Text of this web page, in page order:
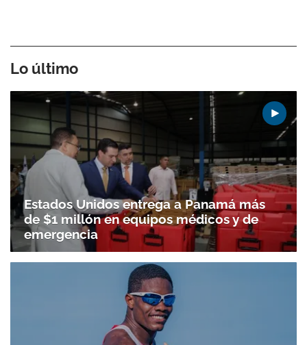
Lo último
Estados Unidos entrega a Panamá más
de $1 millón en equipos médicos y de
emergencia